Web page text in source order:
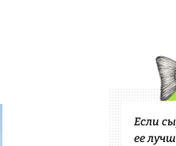
Если
ее